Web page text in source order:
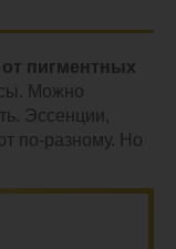
от пигментных
Можно
Эссенции,
по-разному. Но